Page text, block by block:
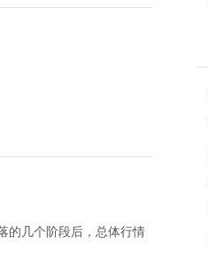
的几个阶段后，总体行情